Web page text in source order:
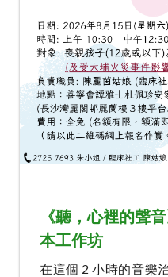
《聽，心裡的聲
本工作坊
在這個 2 小時的音樂